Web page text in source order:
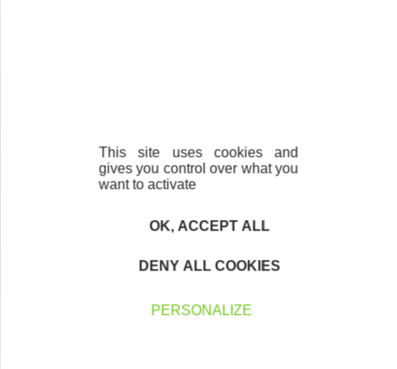
Nous les avons accompagnés dans leur
projet entrepreneurial
Découvrez qui ils sont !
This site uses cookies and
gives you control over what you
want to activate
OK, ACCEPT ALL
DENY ALL COOKIES
PERSONALIZE